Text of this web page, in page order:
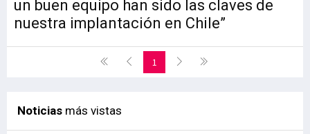
un buen equipo han sido las claves de
nuestra implantación en Chile”
1
Noticias más vistas